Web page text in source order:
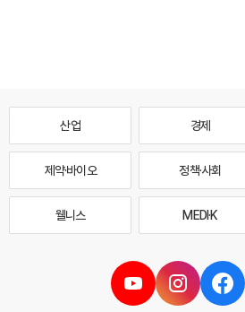
산업 경제
제약·바이오 정책·사회
웰니스 MEDI·K